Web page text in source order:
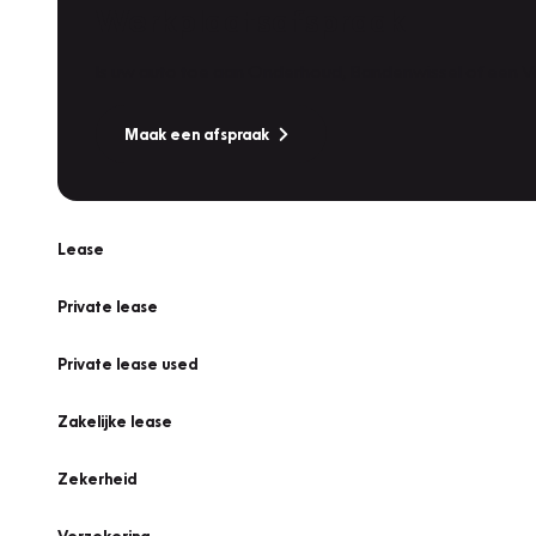
Maak een afspraak
Lease
Private lease
Private lease used
Zakelijke lease
Zekerheid